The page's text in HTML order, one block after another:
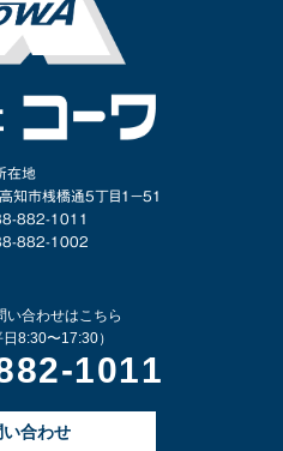
在地
知市桟橋通5丁目1−51
882-1011
882-1002
い合わせはこちら
日8:30〜17:30）
1011
い合わせ